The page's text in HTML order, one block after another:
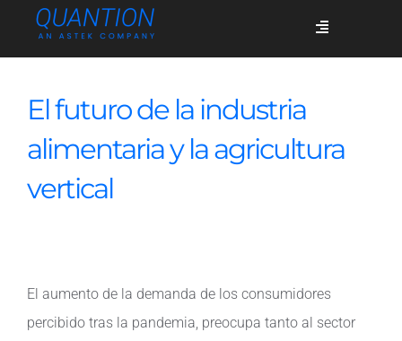
Toggle
Quiénes somos
El futuro de la industria
alimentaria y la agricultura
vertical
El aumento de la demanda de los consumidores
percibido tras la pandemia, preocupa tanto al sector